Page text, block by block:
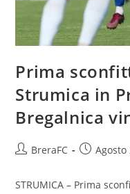
Prima
Strumica in
Bregalnica
BreraFC Agosto
STRUMICA – Prima